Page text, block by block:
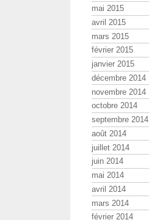
mai 2015
avril 2015
mars 2015
février 2015
janvier 2015
décembre 2014
novembre 2014
octobre 2014
septembre 2014
août 2014
juillet 2014
juin 2014
mai 2014
avril 2014
mars 2014
février 2014